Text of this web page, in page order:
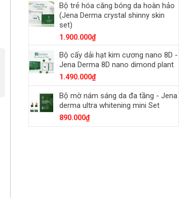
Bộ trẻ hóa căng bóng da hoàn hảo
(Jena Derma crystal shinny skin
set)
1.900.000₫
Bộ cấy dải hạt kim cương nano 8D -
Jena Derma 8D nano dimond plant
1.490.000₫
Bộ mờ nám sáng da đa tầng - Jena
derma ultra whitening mini Set
890.000₫